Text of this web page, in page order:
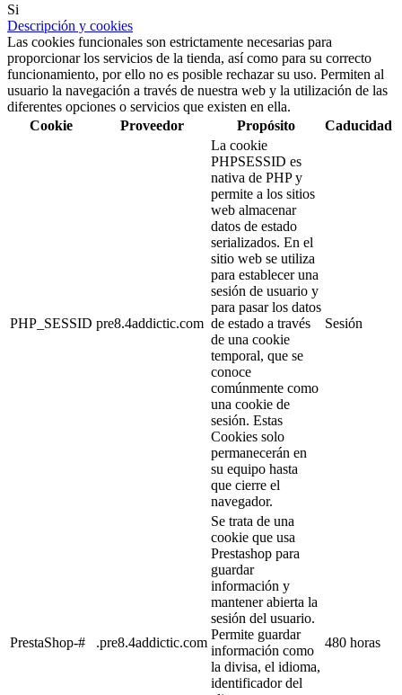
Si
Descripción y cookies
Las cookies funcionales son estrictamente necesarias para
proporcionar los servicios de la tienda, así como para su correcto
funcionamiento, por ello no es posible rechazar su uso. Permiten al
usuario la navegación a través de nuestra web y la utilización de las
diferentes opciones o servicios que existen en ella.
Cookie
Proveedor Propósito Caducidad
PHP_SESSID pre8.4addictic.com
La cookie
PHPSESSID es
nativa de PHP y
permite a los sitios
web almacenar
datos de estado
serializados. En el
sitio web se utiliza
para establecer una
sesión de usuario y
para pasar los datos
de estado a través
de una cookie
temporal, que se
conoce
comúnmente como
una cookie de
sesión. Estas
Cookies solo
permanecerán en
su equipo hasta
que cierre el
navegador.
Sesión
PrestaShop-# .pre8.4addictic.com
Se trata de una
cookie que usa
Prestashop para
guardar
información y
mantener abierta la
sesión del usuario.
Permite guardar
información como
la divisa, el idioma,
identificador del
480 horas